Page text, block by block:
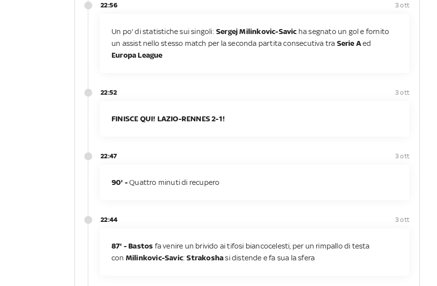
22:56 3 ott
Un po' di statistiche sui singoli: Sergej Milinkovic-Savic ha segnato un gol e fornito
un assist nello stesso match per la seconda partita consecutiva tra Serie Aed
Europa League
22:52 3 ott
FINISCE QUI! LAZIO-RENNES 2-1!
22:47 3 ott
90' -Quattro minuti di recupero
22:44 3 ott
87' - Bastos fa venire un brivido ai tifosi biancocelesti, per un rimpallo di testa
con Milinkovic-Savic:Strakoshasi distende e fa sua la sfera